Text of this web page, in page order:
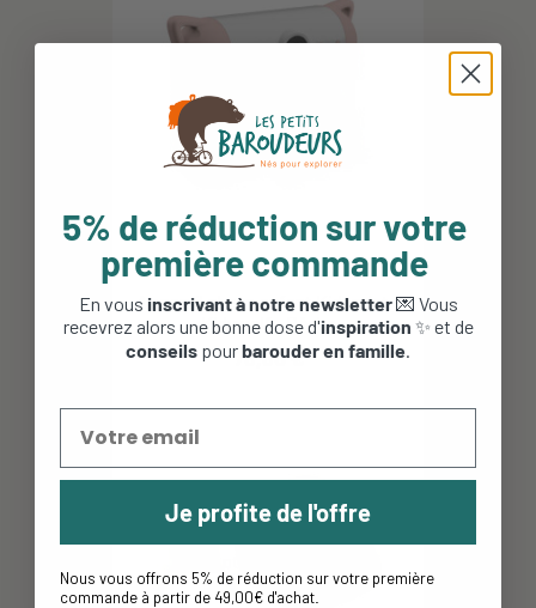
Appareil photo enfant Kidyprint -
Kidywolf - Pêche
79,90 €
5% de réduction sur votre
première commande
En vous inscrivant à notre newsletter💌 Vous
recevrez alors une bonne dose d'inspiration ✨ et de
conseils pourbarouder en famille
Je profite de l'offre
Nous vous offrons 5% de réduction sur votre première
commande à partir de 49,00€ d'achat